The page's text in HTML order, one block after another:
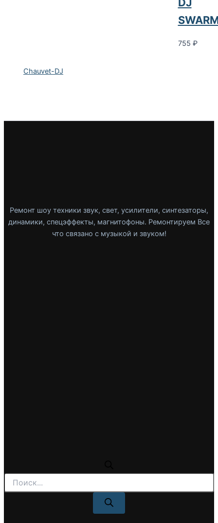
Chauvet-DJ
755 ₽
Ремонт шоу техники звук, свет, усилители, синтезаторы,
динамики, спецэффекты, магнитофоны. Ремонтируем Все
что связано с музыкой и звуком!
Поиск
товаров